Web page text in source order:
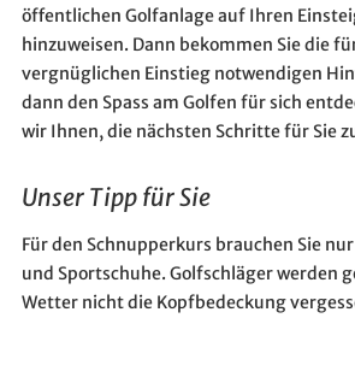
öffentlichen Golfanlage auf Ihren
hinzuweisen. Dann bekommen Sie die
vergnüglichen Einstieg notwendigen
dann den Spass am Golfen für sich
wir Ihnen, die nächsten Schritte für Sie
Unser Tipp für Sie
Für den Schnupperkurs brauchen Sie
und Sportschuhe. Golfschläger werden
Wetter nicht die Kopfbedeckung